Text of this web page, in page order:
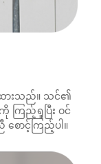
င့်ထားသည်။ သင်၏
ကြည့်ရှုပြီး ဝင်
ောင့်ကြည့်ပါ။